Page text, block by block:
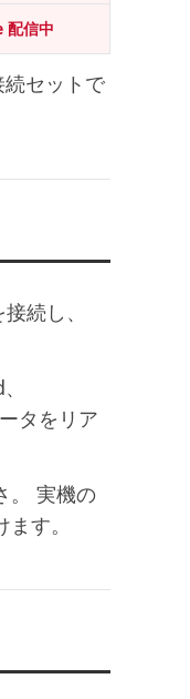
信中
セット で
続し、
タをリア
。 実機の
す。